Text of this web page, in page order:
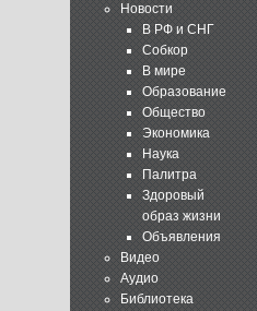
Новости
В РФ и СНГ
Собкор
В мире
Образование
Общество
Экономика
Наука
Палитра
Здоровый
образ жизни
Объявления
Видео
Аудио
Библиотека